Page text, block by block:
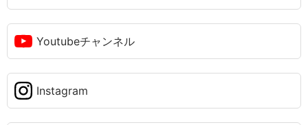
Youtubeチャンネル
Instagram